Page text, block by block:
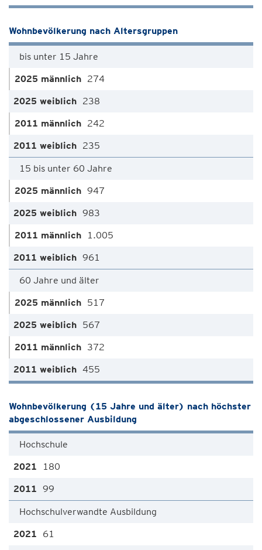
Wohnbevölkerung nach Altersgruppen
bis unter 15 Jahre
274
238
242
235
15 bis unter 60 Jahre
947
983
1.005
961
60 Jahre und älter
517
567
372
455
Wohnbevölkerung (15 Jahre und älter) nach höchster
abgeschlossener Ausbildung
Hochschule
180
99
Hochschulverwandte Ausbildung
61